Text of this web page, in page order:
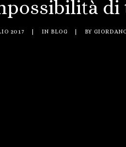
di
2017 IN BLOG BY